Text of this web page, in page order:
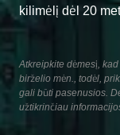
kilimėlį dėl 20
Atkreipkite dėmesį,
birželio mėn., todėl,
gali būti pasenusios.
užtikrinčiau